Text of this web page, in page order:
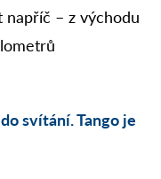
– z východu
svítání. Tango je